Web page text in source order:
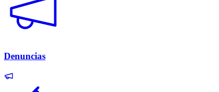
Denuncias